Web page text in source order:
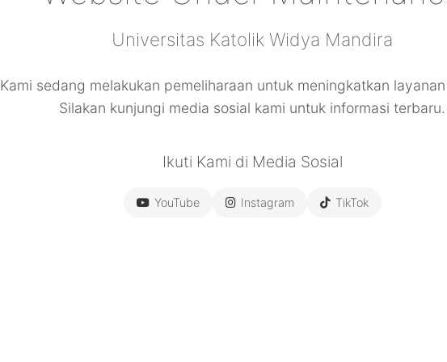
Universitas Katolik Widya Mandira
Kami sedang melakukan pemeliharaan untuk meningkatkan
Silakan kunjungi media sosial kami untuk informasi terbaru.
Ikuti Kami di Media Sosial
YouTube Instagram TikTok